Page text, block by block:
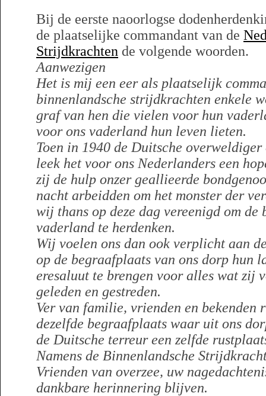
Bij de eerste naoorlogse
de plaatselijke commandant van de
Strijdkrachten de volgende woorden.
Aanwezigen
Het is mij een eer als plaatselijk
binnenlandsche strijdkrachten enkele
graf van hen die vielen voor hun
voor ons vaderland hun leven lieten.
Toen in 1940 de Duitsche
leek het voor ons Nederlanders een
zij de hulp onzer geallieerde
nacht arbeidden om het monster der
wij thans op deze dag vereenigd om
vaderland te herdenken.
Wij voelen ons dan ook verplicht aan
op de begraafplaats van ons dorp hun
eresaluut te brengen voor alles wat zij
geleden en gestreden.
Ver van familie, vrienden en bekenden
dezelfde begraafplaats waar uit ons
de Duitsche terreur een zelfde
Namens de Binnenlandsche
Vrienden van overzee, uw
dankbare herinnering blijven.